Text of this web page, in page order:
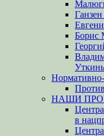
Борис
Нормативно-
НАШИ
в